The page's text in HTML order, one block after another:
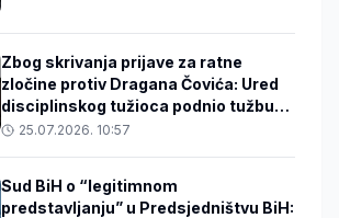
Zbog skrivanja prijave za ratne
zločine protiv Dragana Čovića: Ured
disciplinskog tužioca podnio tužbu
protiv državnog tužioca Ćazima
25.07.2026. 10:57
Sud BiH o “legitimnom
predstavljanju” u Predsjedništvu BiH: